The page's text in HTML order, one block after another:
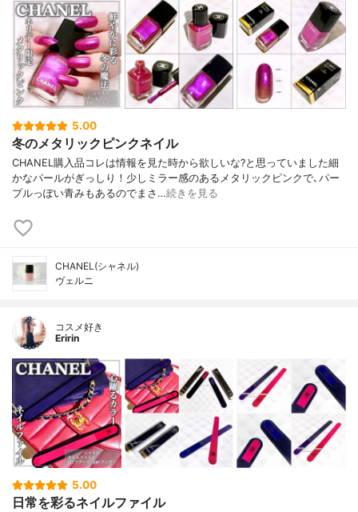
5.00
冬のメタリックピンクネイル
CHANEL購入品コレは情報を見た時から欲しいな?と思っていました細
かなパールがぎっしり！少しミラー感のあるメタリックピンクで､パー
プルっぽい青みもあるのでまさ…続きを見る
CHANEL(シャネル)
ヴェルニ
コスメ好き
Eririn
5.00
日常を彩るネイルファイル